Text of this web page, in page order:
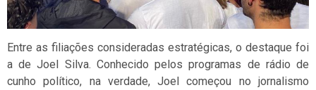
Entre as filiações consideradas estratégicas, o destaque foi
a de Joel Silva. Conhecido pelos programas de rádio de
cunho político, na verdade, Joel começou no jornalismo